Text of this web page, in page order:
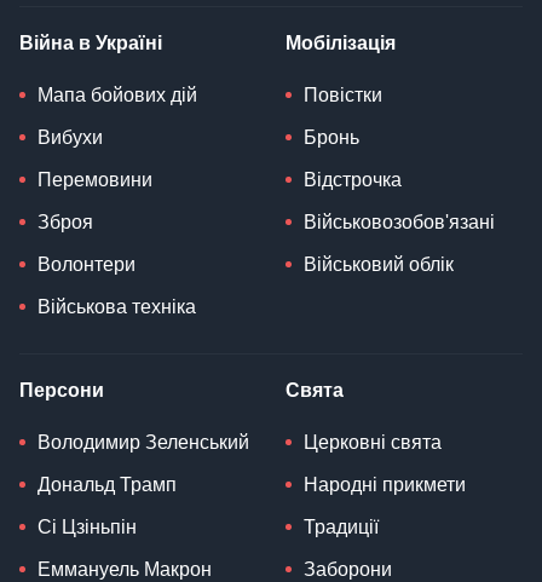
Війна в Україні
Мапа бойових дій
Вибухи
Перемовини
Зброя
Волонтери
Військова техніка
Мобілізація
Повістки
Бронь
Відстрочка
Військовозобов'язані
Військовий облік
Персони
Володимир Зеленський
Дональд Трамп
Сі Цзіньпін
Еммануель Макрон
Свята
Церковні свята
Народні прикмети
Традиції
Заборони